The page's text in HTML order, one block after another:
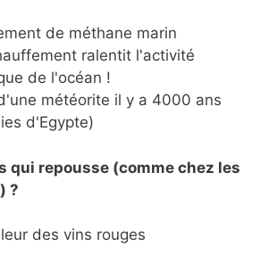
de méthane marin
ralentit l'activité
de l'océan !
météorite il y a 4000 ans
d'Egypte)
qui repousse (comme chez les
?
des vins rouges